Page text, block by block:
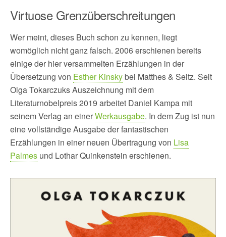
Virtuose Grenzüberschreitungen
Wer meint, dieses Buch schon zu kennen, liegt
womöglich nicht ganz falsch. 2006 erschienen bereits
einige der hier versammelten Erzählungen in der
Übersetzung von Esther Kinskybei Matthes & Seitz. Seit
Olga Tokarczuks Auszeichnung mit dem
Literaturnobelpreis 2019 arbeitet Daniel Kampa mit
seinem Verlag an einerWerkausgabe. In dem Zug ist nun
eine vollständige Ausgabe der fantastischen
Erzählungen in einer neuen Übertragung von Lisa
Palmes und Lothar Quinkenstein erschienen.